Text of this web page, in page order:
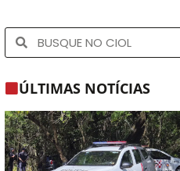
ÚLTIMAS NOTÍCIAS